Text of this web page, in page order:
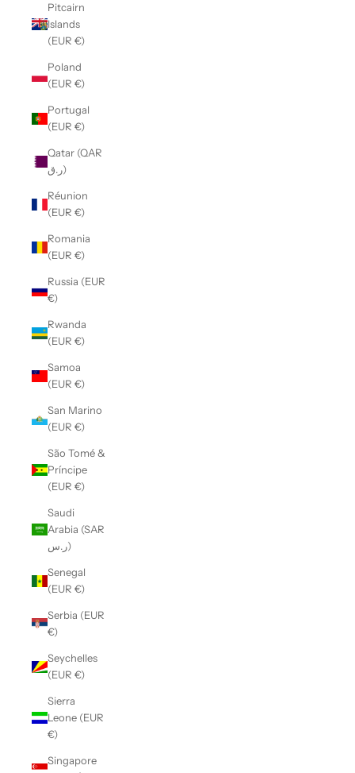
Pitcairn
Islands
(EUR €)
Poland
(EUR €)
Portugal
(EUR €)
Qatar (QAR
ر.ق)
Réunion
(EUR €)
Romania
(EUR €)
Russia (EUR
€)
Rwanda
(EUR €)
Samoa
(EUR €)
San Marino
(EUR €)
São Tomé &
Príncipe
(EUR €)
Saudi
Arabia (SAR
ر.س)
Senegal
(EUR €)
Serbia (EUR
€)
Seychelles
(EUR €)
Sierra
Leone (EUR
€)
Singapore